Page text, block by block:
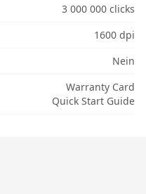
3 000 000 clicks
1600 dpi
Nein
Warranty Card
Quick Start Guide